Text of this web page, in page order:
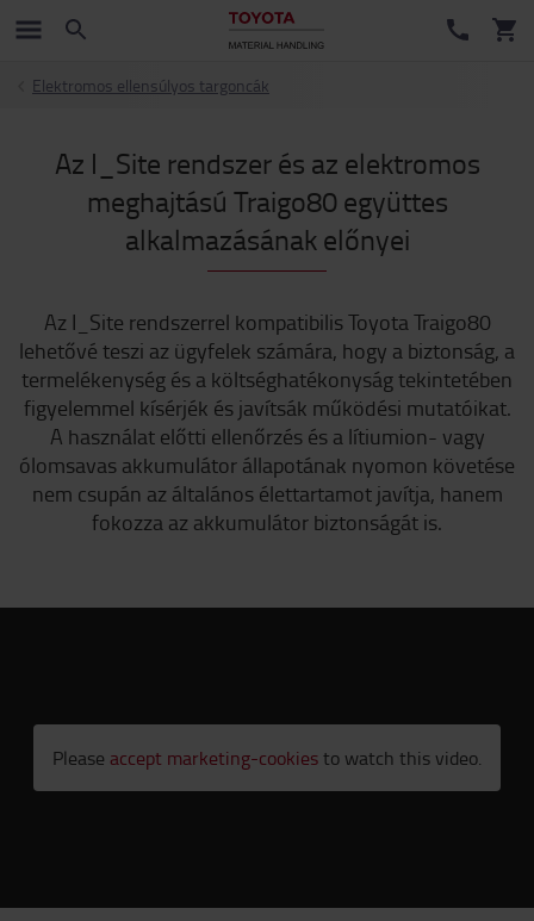
Elektromos ellensúlyos targoncák
Az I_Site rendszer és az elektromos
meghajtású Traigo80 együttes
alkalmazásának előnyei
Az I_Site rendszerrel kompatibilis Toyota Traigo80
lehetővé teszi az ügyfelek számára, hogy a biztonság, a
termelékenység és a költséghatékonyság tekintetében
figyelemmel kísérjék és javítsák működési mutatóikat.
A használat előtti ellenőrzés és a lítiumion- vagy
ólomsavas akkumulátor állapotának nyomon követése
nem csupán az általános élettartamot javítja, hanem
fokozza az akkumulátor biztonságát is.
Please accept marketing-cookiesto watch this video.